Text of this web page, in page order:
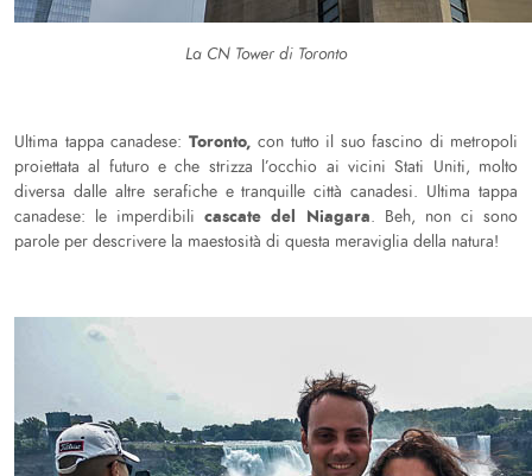
La CN Tower di Toronto
Ultima tappa canadese: Toronto, con tutto il suo fascino di metropoli
proiettata al futuro e che strizza l’occhio ai vicini Stati Uniti, molto
diversa dalle altre serafiche e tranquille città canadesi. Ultima tappa
canadese: le imperdibilicascate del Niagara. Beh, non ci sono
parole per descrivere la maestosità di questa meraviglia della natura!